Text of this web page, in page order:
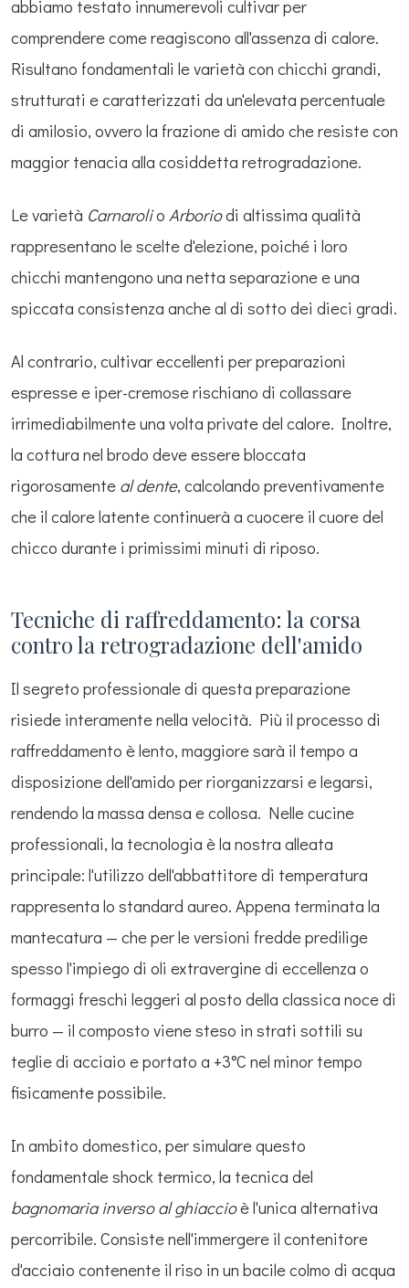
abbiamo testato innumerevoli cultivar per
comprendere come reagiscono all'assenza di calore.
Risultano fondamentali le varietà con chicchi grandi,
strutturati e caratterizzati da un'elevata percentuale
di amilosio, ovvero la frazione di amido che resiste con
maggior tenacia alla cosiddetta retrogradazione.
Le varietà Carnarolio Arboriodi altissima qualità
rappresentano le scelte d'elezione, poiché i loro
chicchi mantengono una netta separazione e una
spiccata consistenza anche al di sotto dei dieci gradi.
Al contrario, cultivar eccellenti per preparazioni
espresse e iper-cremose rischiano di collassare
irrimediabilmente una volta private del calore. Inoltre,
la cottura nel brodo deve essere bloccata
rigorosamente al dente, calcolando preventivamente
che il calore latente continuerà a cuocere il cuore del
chicco durante i primissimi minuti di riposo.
Tecniche di raffreddamento: la corsa
contro la retrogradazione dell'amido
Il segreto professionale di questa preparazione
risiede interamente nella velocità. Più il processo di
raffreddamento è lento, maggiore sarà il tempo a
disposizione dell'amido per riorganizzarsi e legarsi,
rendendo la massa densa e collosa. Nelle cucine
professionali, la tecnologia è la nostra alleata
principale: l'utilizzo dell'abbattitore di temperatura
rappresenta lo standard aureo. Appena terminata la
mantecatura — che per le versioni fredde predilige
spesso l'impiego di oli extravergine di eccellenza o
formaggi freschi leggeri al posto della classica noce di
burro — il composto viene steso in strati sottili su
teglie di acciaio e portato a +3°C nel minor tempo
fisicamente possibile.
In ambito domestico, per simulare questo
fondamentale shock termico, la tecnica del
bagnomaria inverso al ghiaccioè l'unica alternativa
percorribile. Consiste nell'immergere il contenitore
d'acciaio contenente il riso in un bacile colmo di acqua